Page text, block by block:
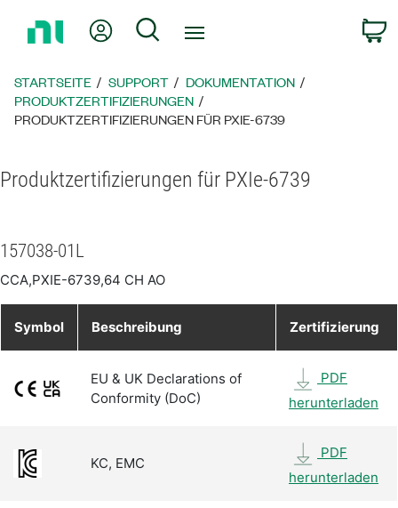
zur
Mein KontoSuche
STARTSEITE SUPPORT
DOKUMENTATION
PRODUKTZERTIFIZIERUNGEN
PRODUKTZERTIFIZIERUNGEN FÜR PXIE-6739
Produktzertifizierungen für PXIe-6739
157038-01L
CCA,PXIE-6739,64 CH AO
Symbol Beschreibung Zertifizierung
EU & UK Declarations of
Conformity (DoC)
PDF
herunterladen
KC, EMC
PDF
herunterladen